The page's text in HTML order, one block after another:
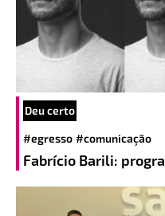
Deu certo
#egresso #comunicação
Fabrício Barili: